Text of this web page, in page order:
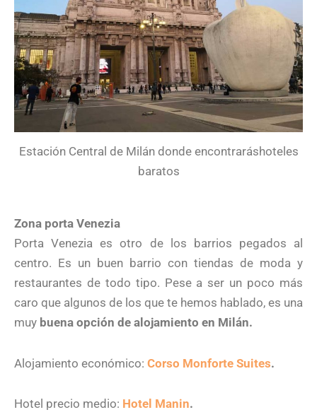
Estación Central de Milán donde encontraráshoteles
baratos
Zona porta Venezia
Porta Venezia es otro de los barrios pegados al
centro. Es un buen barrio con tiendas de moda y
restaurantes de todo tipo. Pese a ser un poco más
caro que algunos de los que te hemos hablado, es una
muy buena opción de alojamiento en Milán.
Alojamiento económico: Corso Monforte Suites.
Hotel precio medio: Hotel Manin.